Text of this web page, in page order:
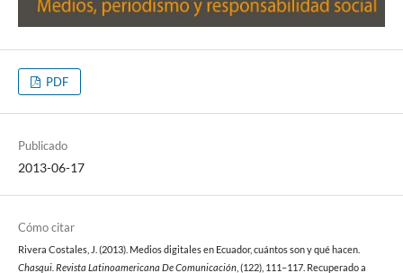
PDF
Publicado
2013-06-17
Cómo citar
Rivera Costales, J. (2013). Medios digitales en Ecuador, cuántos son y qué hacen.
Chasqui. Revista Latinoamericana De Comunicación, (122), 111–117. Recuperado a